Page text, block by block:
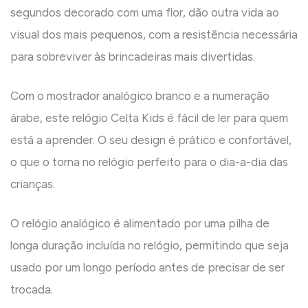
segundos decorado com uma flor, dão outra vida ao
visual dos mais pequenos, com a resistência necessária
para sobreviver às brincadeiras mais divertidas.
Com o mostrador analógico branco e a numeração
árabe, este relógio Celta Kids é fácil de ler para quem
está a aprender. O seu design é prático e confortável,
o que o torna no relógio perfeito para o dia-a-dia das
crianças.
O relógio analógico é alimentado por uma pilha de
longa duração incluída no relógio, permitindo que seja
usado por um longo período antes de precisar de ser
trocada.